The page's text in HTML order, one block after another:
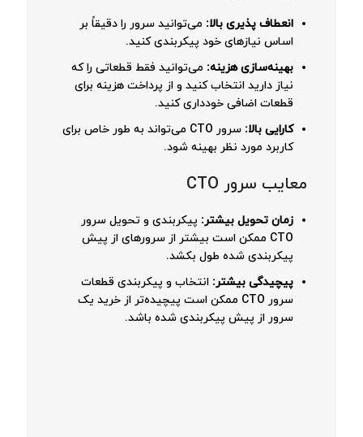
انعطاف پذیری بالا: می‌توانید سرور را دقیقاً بر
اساس نیازهای خود پیکربندی کنید.
بهینه‌سازی هزینه: می‌توانید فقط قطعاتی را که
نیاز دارید انتخاب کنید و از پرداخت هزینه برای
قطعات اضافی خودداری کنید.
کارایی بالا:
سرور CTO می‌تواند به طور خاص برای
کاربرد مورد نظر بهینه شود.
معایب سرور CTO
زمان تحویل بیشتر: پیکربندی و تحویل سرور
CTO ممکن است بیشتر از سرورهای از پیش
پیکربندی شده طول بکشد.
پیچیدگی بیشتر: انتخاب و پیکربندی قطعات
سرور CTO ممکن است پیچیده‌تر از خرید یک
سرور از پیش پیکربندی شده باشد.